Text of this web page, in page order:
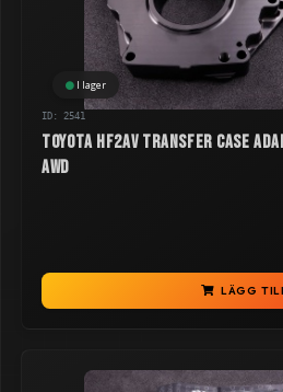
I lager
ID: 2541
Toyota HF2AV Transfer Case
AWD
LÄGG